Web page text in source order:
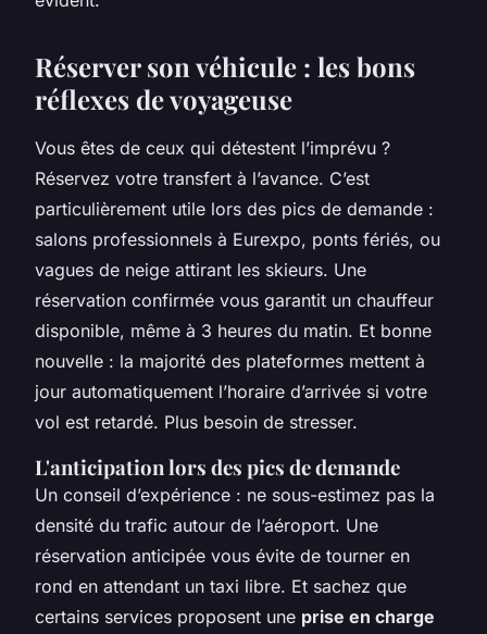
Réserver son véhicule : les bons
réflexes de voyageuse
Vous êtes de ceux qui détestent l’imprévu ?
Réservez votre transfert à l’avance. C’est
particulièrement utile lors des pics de demande :
salons professionnels à Eurexpo, ponts fériés, ou
vagues de neige attirant les skieurs. Une
réservation confirmée vous garantit un chauffeur
disponible, même à 3 heures du matin. Et bonne
nouvelle : la majorité des plateformes mettent à
jour automatiquement l’horaire d’arrivée si votre
vol est retardé. Plus besoin de stresser.
L'anticipation lors des pics de demande
Un conseil d’expérience : ne sous-estimez pas la
densité du trafic autour de l’aéroport. Une
réservation anticipée vous évite de tourner en
rond en attendant un taxi libre. Et sachez que
certains services proposent une prise en charge